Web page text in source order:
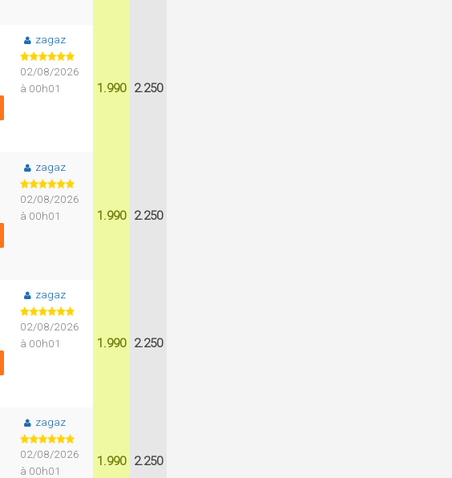
zagaz
02/08/2026
à 00h01
1.990 2.250
zagaz
02/08/2026
à 00h01
1.990 2.250
zagaz
02/08/2026
à 00h01
1.990 2.250
zagaz
02/08/2026
à 00h01
1.990 2.250